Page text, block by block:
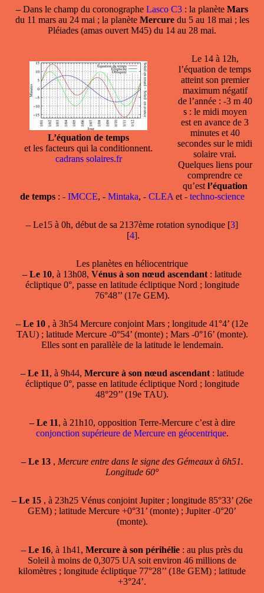
– Dans le champ du coronographe Lasco C3 : la planète Mars
du 11 mars au 24 mai ; la planète Mercuredu 5 au 18 mai ; les
Pléiades (amas ouvert M45) du 14 au 28 mai.
L’équation de temps
et les facteurs qui la conditionnent.
cadrans solaires.fr
Le 14 à 12h,
l’équation de temps
atteint son premier
maximum négatif
de l’année : -3 m 40
s : le midi moyen
est en avance de 3
minutes et 40
secondes sur le midi
solaire vrai.
Quelques liens pour
comprendre ce
qu’est l’équation
de temps: - IMCCE, - Mintaka, - CLEA et - techno-science
–Le15 à 0h, début de sa 2137ème rotation synodique [3]
[4].
Les planètes en héliocentrique
– Le 10, à 13h08, Vénus à son nœud ascendant : latitude
écliptique 0°, passe en latitude écliptique Nord ; longitude
76°48’’ (17e GEM).
– Le 10 , à 3h54 Mercure conjoint Mars ; longitude 41°4’ (12e
TAU) ; latitude Mercure -0°54’ (monte) ; Mars -0°16’ (monte).
Elles sont en parallèle de la latitude le lendemain.
– Le 11, à 9h44, Mercure à son nœud ascendant: latitude
écliptique 0°, passe en latitude écliptique Nord ; longitude
48°29’’ (19e TAU).
– Le 11, à 21h10, opposition Terre-Mercurec’est à dire
conjonction supérieure de Mercure en géocentrique.
– Le 13 , Mercure entre dans le signe des Gémeaux à 6h51.
Longitude 60°
– Le 15 , à 23h25 Vénus conjoint Jupiter ; longitude 85°33’ (26e
GEM) ; latitude Mercure +0°31’ (monte) ; Jupiter -0°20’
(monte).
– Le 16, à 1h41, Mercure à son périhélie : au plus près du
Soleil à moins de 0,3075 UA soit environ 46 millions de
kilomètres ; longitude écliptique 77°28’’ (18e GEM) ; latitude
+3°24’.